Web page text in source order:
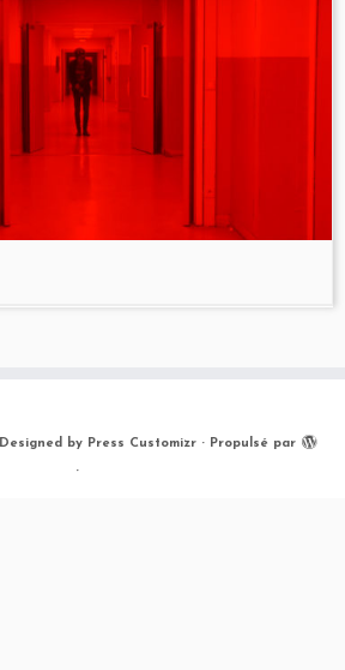
Designed by Press Customizr · Propulsé par
·